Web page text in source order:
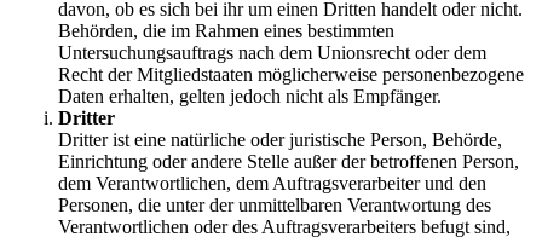
davon, ob es sich bei ihr um einen Dritten handelt oder nicht.
Behörden, die im Rahmen eines bestimmten
Untersuchungsauftrags nach dem Unionsrecht oder dem
Recht der Mitgliedstaaten möglicherweise personenbezogene
Daten erhalten, gelten jedoch nicht als Empfänger.
Dritter
Dritter ist eine natürliche oder juristische Person, Behörde,
Einrichtung oder andere Stelle außer der betroffenen Person,
dem Verantwortlichen, dem Auftragsverarbeiter und den
Personen, die unter der unmittelbaren Verantwortung des
Verantwortlichen oder des Auftragsverarbeiters befugt sind,